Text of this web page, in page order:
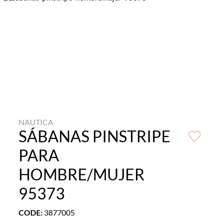
NAUTICA
SÁBANAS PINSTRIPE
PARA
HOMBRE/MUJER
95373
CODE: 3877005